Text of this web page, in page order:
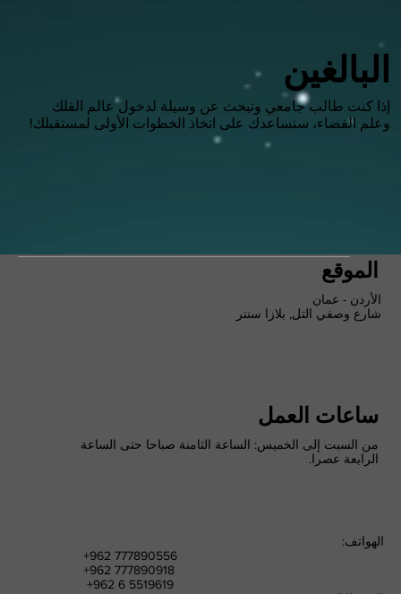
البالغين
إذا كنت طالب جامعي وتبحث عن وسيلة لدخول عالم الفلك
وعلم الفضاء، سنساعدك على اتخاذ الخطوات الأولى لمستقبلك!
الموقع
الأردن - عمان
شارع وصفي التل, بلازا سنتر
ساعات العمل
من السبت إلى الخميس: الساعة الثامنة صباحا حتى الساعة
الرابعة عصرا.
الهواتف:
+962 777890556
+962 777890918
+962 6 5519619